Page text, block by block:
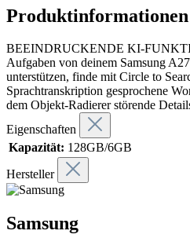
BEEINDRUCKENDE KI-
Aufgaben von deinem Samsung
unterstützen, finde mit Circle to
Sprachtranskription gesprochene
dem Objekt-Radierer störende
Eigenschaften
Kapazität: 128GB/6GB
Hersteller
Samsung